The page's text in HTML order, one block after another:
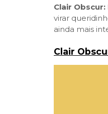
Clair
virar
ainda mais
Clair